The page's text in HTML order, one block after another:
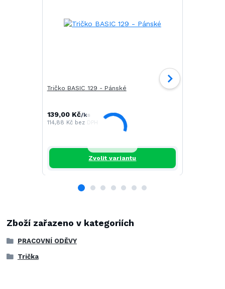
Tričko BASIC 129 - Pánské
139,00 Kč/ks
114,88 Kč bez DPH
Zvolit variantu
Zboží zařazeno v kategoriích
PRACOVNÍ ODĚVY
Trička